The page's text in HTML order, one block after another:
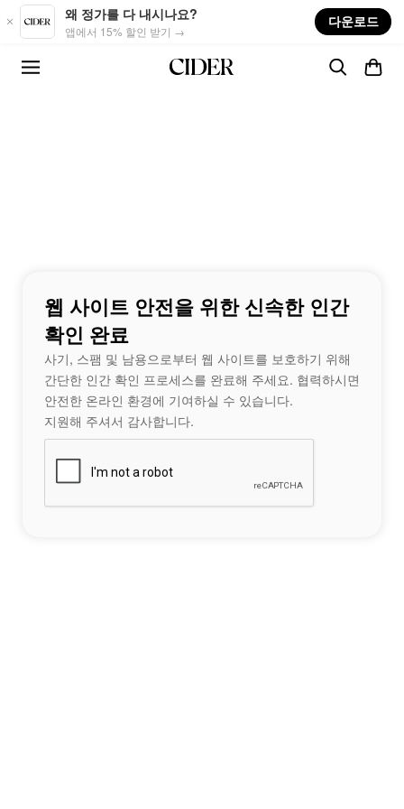
Skip to main content
왜 정가를 다 내시나요?
앱에서 15% 할인 받기 →
다운로드
웹 사이트 안전을 위한 신속한 인간
확인 완료
사기, 스팸 및 남용으로부터 웹 사이트를 보호하기 위해
간단한 인간 확인 프로세스를 완료해 주세요. 협력하시면
안전한 온라인 환경에 기여하실 수 있습니다.
지원해 주셔서 감사합니다.